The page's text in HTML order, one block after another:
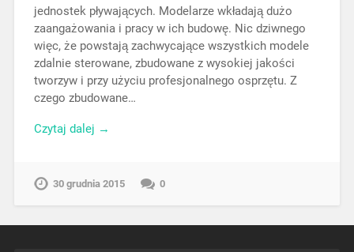
jednostek pływających. Modelarze wkładają dużo
zaangażowania i pracy w ich budowę. Nic dziwnego
więc, że powstają zachwycające wszystkich modele
zdalnie sterowane, zbudowane z wysokiej jakości
tworzyw i przy użyciu profesjonalnego osprzętu. Z
czego zbudowane…
Czytaj dalej →
30 grudnia 2015 0